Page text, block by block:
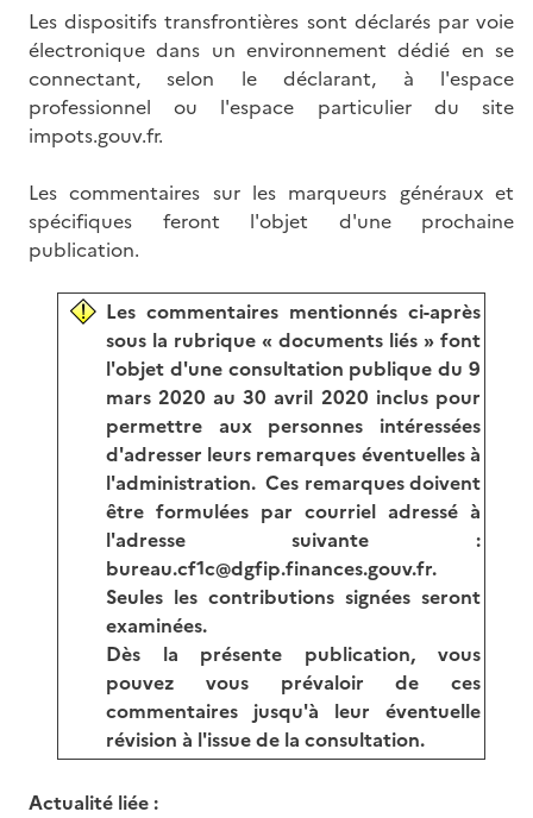
Les dispositifs transfrontières sont déclarés par voie
électronique dans un environnement dédié en se
connectant, selon le déclarant, à l'espace
professionnel ou l'espace particulier du site
impots.gouv.fr.
Les commentaires sur les marqueurs généraux et
spécifiques feront l'objet d'une prochaine
publication.
Les commentaires mentionnés ci-après
sous la rubrique « documents liés » font
l'objet d'une consultation publique du 9
mars 2020 au 30 avril 2020 inclus pour
permettre aux personnes intéressées
d'adresser leurs remarques éventuelles à
l'administration. Ces remarques doivent
être formulées par courriel adressé à
l'adresse suivante :
bureau.cf1c@dgfip.finances.gouv.fr.
Seules les contributions signées seront
examinées.
Dès la présente publication, vous
pouvez vous prévaloir de ces
commentaires jusqu'à leur éventuelle
révision à l'issue de la consultation.
Actualité liée :